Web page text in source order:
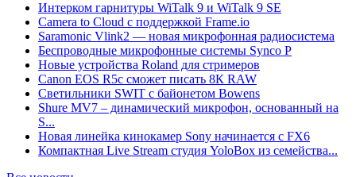
Интерком гарнитуры WiTalk 9 и WiTalk 9 SE
Camera to Cloud с поддержкой Frame.io
Saramonic Vlink2 — новая микрофонная радиосистема
Беспроводные микрофонные системы Synco P
Новые устройства Roland для стримеров
Canon EOS R5c сможет писать 8К RAW
Светильники SWIT с байонетом Bowens
Shure MV7 – динамический микрофон, основанный на
S...
Новая линейка кинокамер Sony начинается с FX6
Компактная Live Stream студия YoloBox из семейства...